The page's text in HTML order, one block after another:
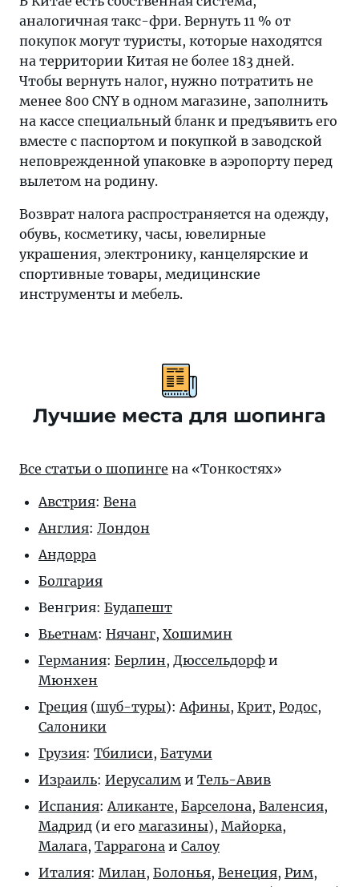
аналогичная такс-фри. Вернуть 11 % от
покупок могут туристы, которые находятся
на территории Китая не более 183 дней.
Чтобы вернуть налог, нужно потратить не
менее 800 CNY в одном магазине, заполнить
на кассе специальный бланк и предъявить его
вместе с паспортом и покупкой в заводской
неповрежденной упаковке в аэропорту перед
вылетом на родину.
Возврат налога распространяется на одежду,
обувь, косметику, часы, ювелирные
украшения, электронику, канцелярские и
спортивные товары, медицинские
инструменты и мебель.
Лучшие места для шопинга
Все статьи о шопинге на «Тонкостях»
Австрия: Вена
Англия: Лондон
Андорра
Болгария
Венгрия: Будапешт
Вьетнам: Нячанг, Хошимин
Германия: Берлин, Дюссельдорф и
Мюнхен
Греция (шуб-туры):Афины, Крит, Родос,
Салоники
Грузия: Тбилиси, Батуми
Израиль: Иерусалим и Тель-Авив
Испания:Аликанте, Барселона, Валенсия,
Мадрид (и его магазины), Майорка,
Малага, Таррагона и Салоу
Италия: Милан, Болонья, Венеция, Рим,